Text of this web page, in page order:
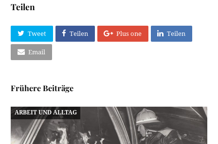
Teilen
Tweet Teilen Plus one Teilen
Email
Frühere Beiträge
ARBEIT UND ALLTAG